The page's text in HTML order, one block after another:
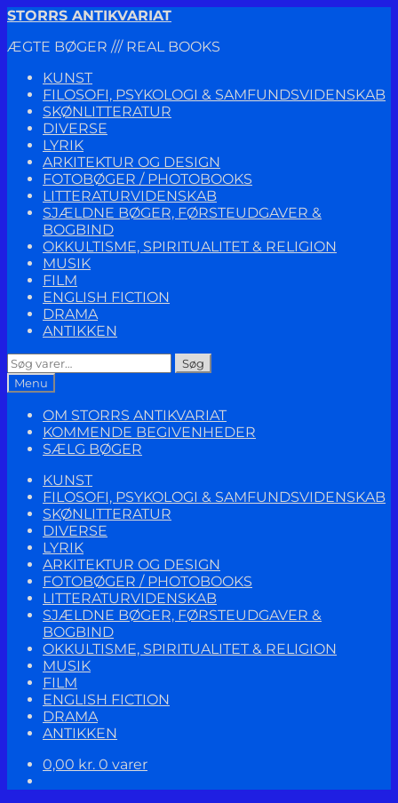
Spring
navigation
Spring
indhold
STORRS ANTIKVARIAT
ÆGTE BØGER /// REAL BOOKS
KUNST
FILOSOFI, PSYKOLOGI & SAMFUNDSVIDENSKAB
SKØNLITTERATUR
DIVERSE
LYRIK
ARKITEKTUR OG DESIGN
FOTOBØGER / PHOTOBOOKS
LITTERATURVIDENSKAB
SJÆLDNE BØGER, FØRSTEUDGAVER &
BOGBIND
OKKULTISME, SPIRITUALITET & RELIGION
MUSIK
FILM
ENGLISH FICTION
DRAMA
ANTIKKEN
Søg
efter:
Søg
Menu
OM STORRS ANTIKVARIAT
KOMMENDE BEGIVENHEDER
SÆLG BØGER
KUNST
FILOSOFI, PSYKOLOGI & SAMFUNDSVIDENSKAB
SKØNLITTERATUR
DIVERSE
LYRIK
ARKITEKTUR OG DESIGN
FOTOBØGER / PHOTOBOOKS
LITTERATURVIDENSKAB
SJÆLDNE BØGER, FØRSTEUDGAVER &
BOGBIND
OKKULTISME, SPIRITUALITET & RELIGION
MUSIK
FILM
ENGLISH FICTION
DRAMA
ANTIKKEN
0,00 kr. 0 varer